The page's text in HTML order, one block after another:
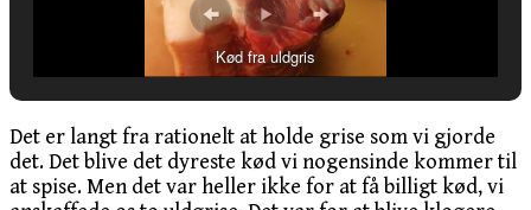
Kød fra uldgris
Det er langt fra rationelt at holde grise som vi gjorde
det. Det blive det dyreste kød vi nogensinde kommer til
at spise. Men det var heller ikke for at få billigt kød, vi